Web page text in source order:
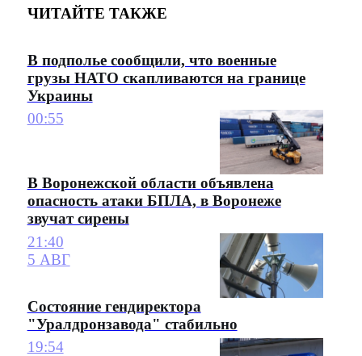
ЧИТАЙТЕ ТАКЖЕ
В подполье сообщили, что военные
грузы НАТО скапливаются на границе
Украины
00:55
В Воронежской области объявлена
опасность атаки БПЛА, в Воронеже
звучат сирены
21:40
5 АВГ
Состояние гендиректора
"Уралдронзавода" стабильно
19:54